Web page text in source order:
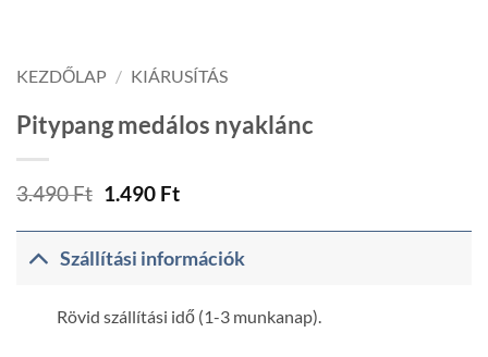
KEZDŐLAP / KIÁRUSÍTÁS
Pitypang medálos nyaklánc
3.490Ft Original
was:
3.490 Ft.
1.490 FtCurrent
is:
1.490 Ft.
Szállítási információk
Rövid szállítási idő (1-3 munkanap).